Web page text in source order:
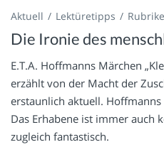
Aktuell Lektüretipps
Die Ironie des
E.T.A. Hoffmanns Märchen
erzählt von der Macht der
erstaunlich aktuell.
Das Erhabene ist immer auch
zugleich fantastisch.